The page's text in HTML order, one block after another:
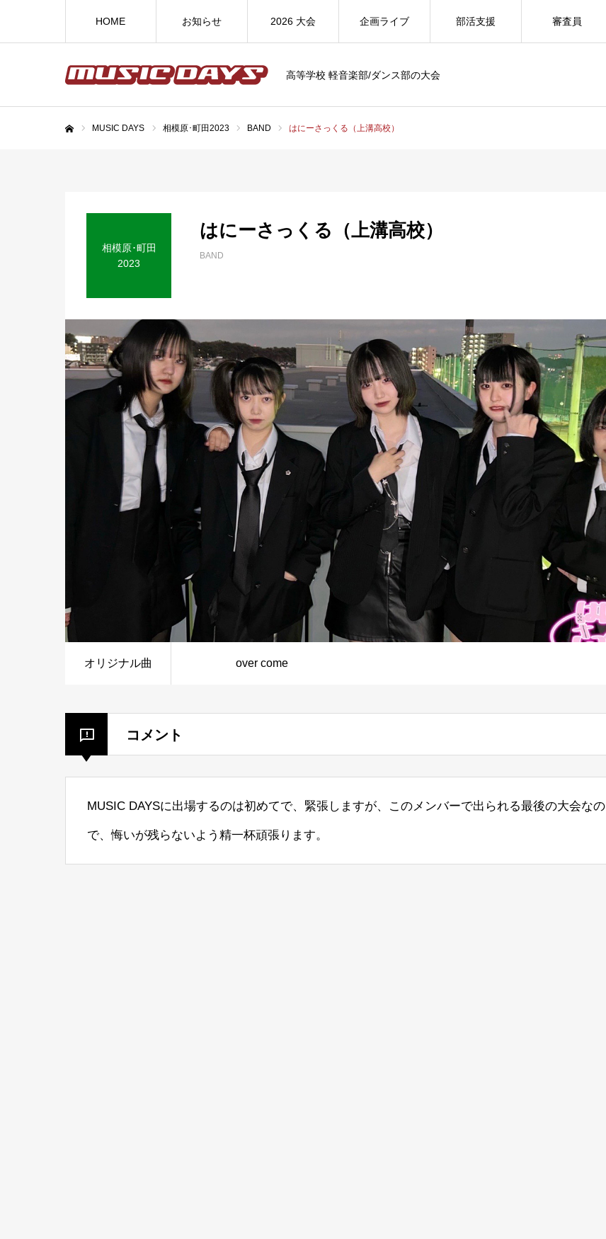
高等学校 軽音楽部/ダンス部の大会
HOME お知らせ 2026 大会 企画ライブ 部活支援 審査員
MUSIC DAYS 相模原･町田2023 BAND はにーさっくる（上溝高校）
相模原･町田
2023
はにーさっくる（上溝高校）
BAND
オリジナル曲 over come
コメント
MUSIC DAYSに出場するのは初めてで、緊張しますが、このメンバーで出られる最後の大会なの
で、悔いが残らないよう精一杯頑張ります。